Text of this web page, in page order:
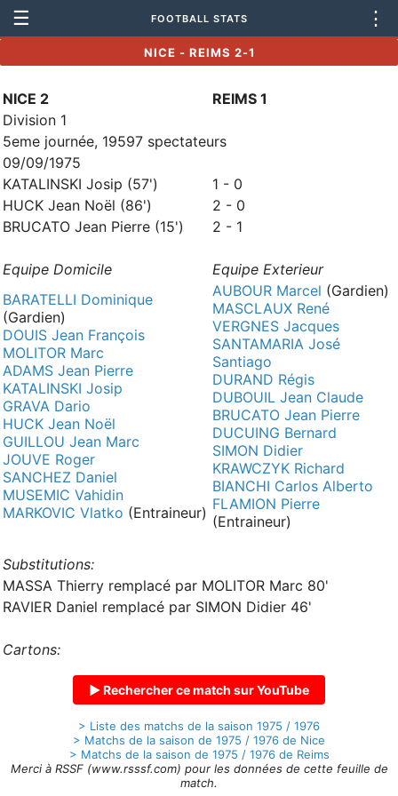
☰ FOOTBALL STATS ⋮
NICE - REIMS 2-1
NICE 2
REIMS 1
Division 1
5eme journée, 19597 spectateurs
09/09/1975
KATALINSKI Josip (57')
1 - 0
HUCK Jean Noël (86')
2 - 0
BRUCATO Jean Pierre (15')
2 - 1
Equipe Domicile
Equipe Exterieur
BARATELLI Dominique
(Gardien)
DOUIS Jean François
MOLITOR Marc
ADAMS Jean Pierre
KATALINSKI Josip
GRAVA Dario
HUCK Jean Noël
GUILLOU Jean Marc
JOUVE Roger
SANCHEZ Daniel
MUSEMIC Vahidin
MARKOVIC Vlatko (Entraineur)
AUBOUR Marcel (Gardien)
MASCLAUX René
VERGNES Jacques
SANTAMARIA José
Santiago
DURAND Régis
DUBOUIL Jean Claude
BRUCATO Jean Pierre
DUCUING Bernard
SIMON Didier
KRAWCZYK Richard
BIANCHI Carlos Alberto
FLAMION Pierre
(Entraineur)
Substitutions:
MASSA Thierry remplacé par MOLITOR Marc 80'
RAVIER Daniel remplacé par SIMON Didier 46'
Cartons:
▶ Rechercher ce match sur YouTube
> Liste des matchs de la saison 1975 / 1976
> Matchs de la saison de 1975 / 1976 de Nice
> Matchs de la saison de 1975 / 1976 de Reims
Merci à RSSF (www.rsssf.com) pour les données de cette feuille de
match.